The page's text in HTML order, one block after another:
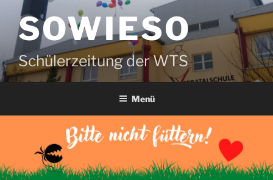
Inhalt
springenSOWIESO
Schülerzeitung der WTS
Menü